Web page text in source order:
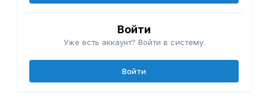
Войти
Уже есть аккаунт? Войти в систему.
Войти